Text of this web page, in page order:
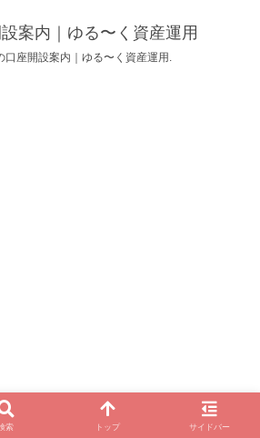
案内｜ゆる〜く資産運用
口座開設案内｜ゆる〜く資産運用.
索 トップ サイドバー